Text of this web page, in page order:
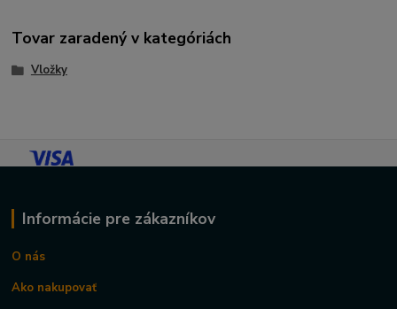
Tovar zaradený v kategóriách
Vložky
Informácie pre zákazníkov
O nás
Ako nakupovať